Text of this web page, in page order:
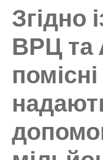
Згідно
ВРЦ та